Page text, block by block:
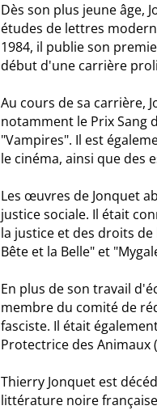
Dès son plus jeune âge,
études de lettres
1984, il publie son
début d'une carrière
Au cours de sa carrière,
notamment le Prix Sang
"Vampires". Il est
le cinéma, ainsi que des
Les œuvres de Jonquet
justice sociale. Il était
la justice et des droits
Bête et la Belle" et
En plus de son travail
membre du comité de
fasciste. Il était
Protectrice des Animaux
Thierry Jonquet est
littérature noire